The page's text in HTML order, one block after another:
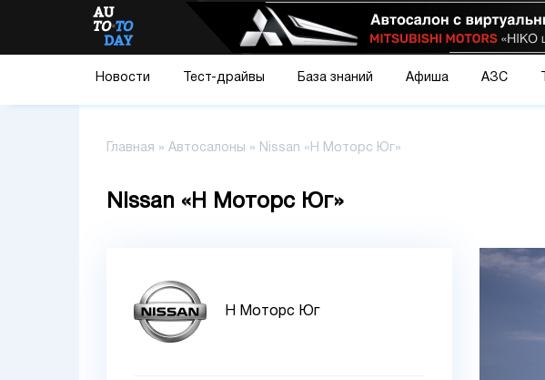
Новости Тест-драйвы База знаний Афиша АЗС
Главная » Автосалоны » Nissan «Н Моторс Юг»
Nissan «Н Моторс Юг»
Н Моторс Юг